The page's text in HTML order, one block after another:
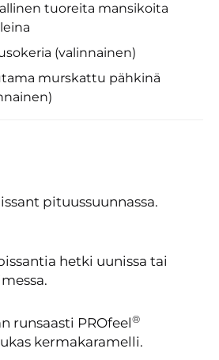
tuoreita mansikoita
(valinnainen)
murskattu pähkinä
pituussuunnassa.
hetki uunissa tai
runsaasti PROfeel®
kermakaramelli.